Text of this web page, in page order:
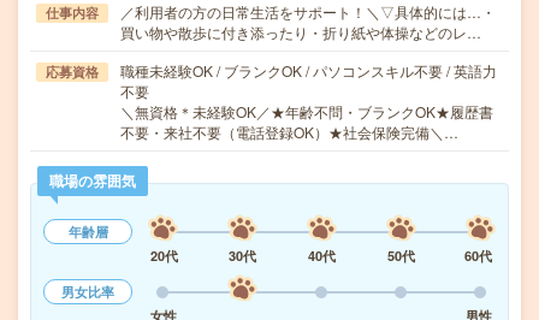
仕事内容
／利用者の方の日常生活をサポート！＼▽具体的には…・
買い物や散歩に付き添ったり・折り紙や体操などのレ…
応募資格
職種未経験OK / ブランクOK / パソコンスキル不要 / 英語力
不要
＼無資格＊未経験OK／★年齢不問・ブランクOK★履歴書
不要・来社不要（電話登録OK）★社会保険完備＼…
職場の雰囲気
年齢層
20代
30代 40代 50代
60代
男女比率
女性
男性